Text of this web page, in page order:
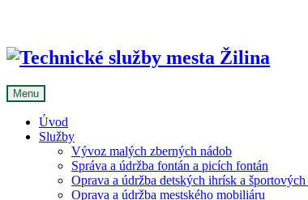
Menu
Úvod
Služby
Vývoz malých zberných nádob
Správa a údržba fontán a picích fontán
Oprava a údržba detských ihrísk a
Oprava a údržba mestského mobiliáru